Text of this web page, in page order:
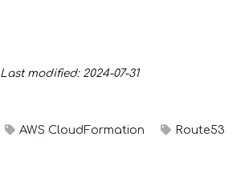
Last modified: 2024-07-31
AWS CloudFormation Route53